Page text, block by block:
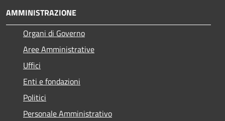
AMMINISTRAZIONE
Organi di Governo
Aree Amministrative
Uffici
Enti e fondazioni
Politici
Personale Amministrativo